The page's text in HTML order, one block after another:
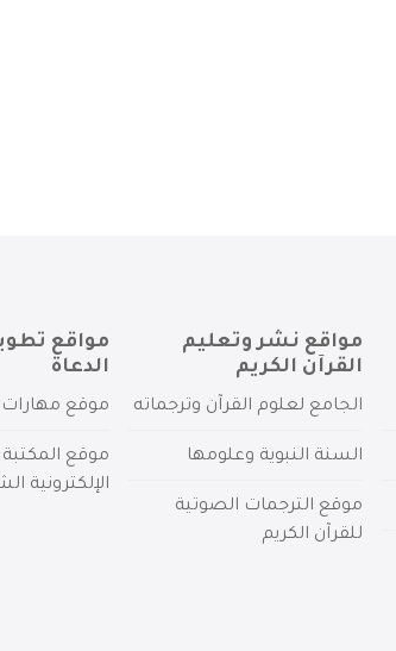
مواقع نشر وتعليم
القرآن الكريم
الجامع لعلوم القرآن وترجماته
السنة النبوية وعلومها
موقع الترجمات الصوتية
للقرآن الكريم
مواقع
الدعاة
موقع مهارات
موقع المكتبة
الإلكترونية